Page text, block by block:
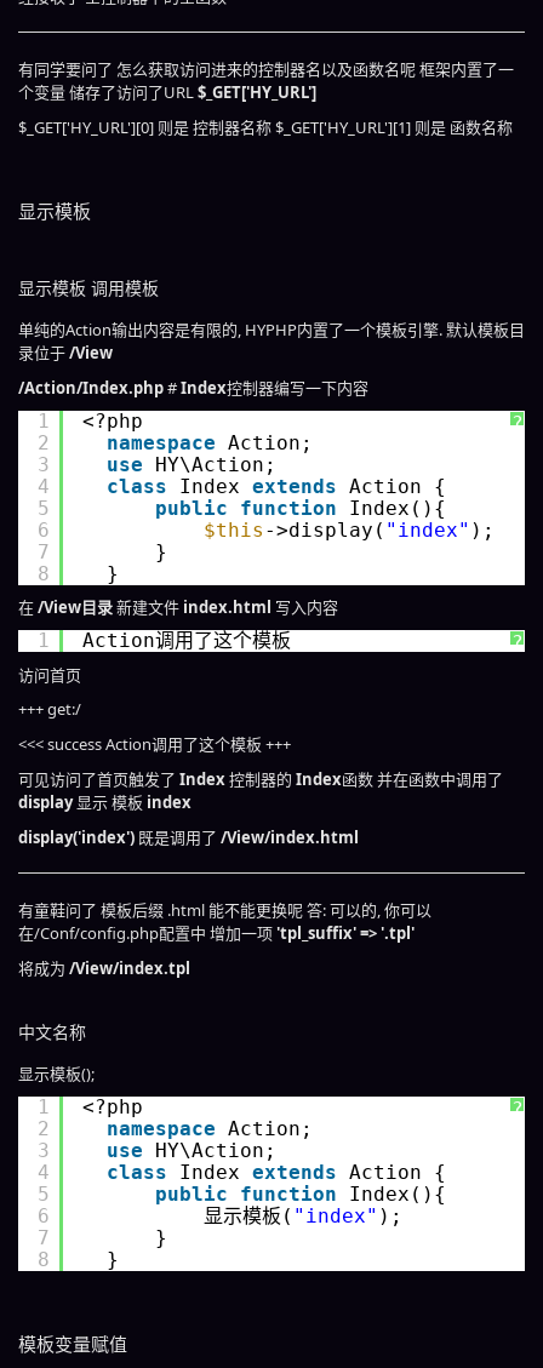
有同学要问了 怎么获取访问进来的控制器名以及函数名呢 框架内置了一
个变量 储存了访问了URL $_GET['HY_URL']
$_GET['HY_URL'][0] 则是 控制器名称 $_GET['HY_URL'][1] 则是 函数名称
显示模板
显示模板 调用模板
单纯的Action输出内容是有限的, HYPHP内置了一个模板引擎. 默认模板目
录位于/View
/Action/Index.php#Index控制器编写一下内容
?
1
2
3
4
5
6
7
8
<?php
namespace Action;
use
HY\Action;
class
Index extends Action {
public
function
Index(){
$this ->display( "index" );
}
}
在/View目录新建文件 index.html 写入内容
?
1 Action调用了这个模板
访问首页
+++ get:/
<<< success Action调用了这个模板 +++
可见访问了首页触发了 Index控制器的 Index函数 并在函数中调用了
display显示 模板 index
display('index') 既是调用了 /View/index.html
有童鞋问了 模板后缀 .html 能不能更换呢 答: 可以的, 你可以
在/Conf/config.php配置中 增加一项'tpl_suffix' => '.tpl'
将成为 /View/index.tpl
中文名称
显示模板();
?
1
2
3
4
5
6
7
8
<?php
namespace Action;
use
HY\Action;
class
Index extends Action {
public
function
Index(){
显示模板( "index" );
}
}
模板变量赋值